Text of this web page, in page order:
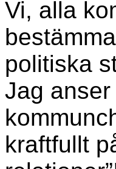
Vi, alla
politiska
Jag
kraftfullt